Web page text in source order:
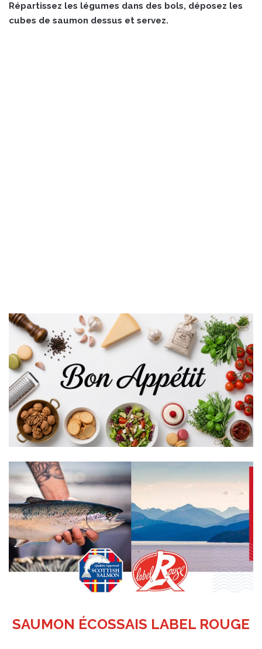
Répartissez les légumes dans des bols, déposez les
cubes de saumon dessus et servez.
SAUMON ÉCOSSAIS LABEL ROUGE